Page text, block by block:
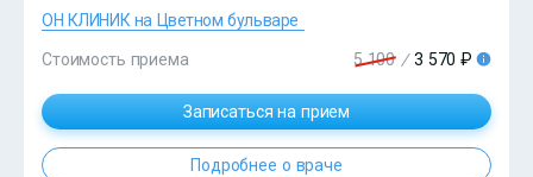
?>
ОН КЛИНИК на Цветном бульваре
Стоимость приема 5 100 / 3 570 ₽
Записаться на прием
Подробнее о враче